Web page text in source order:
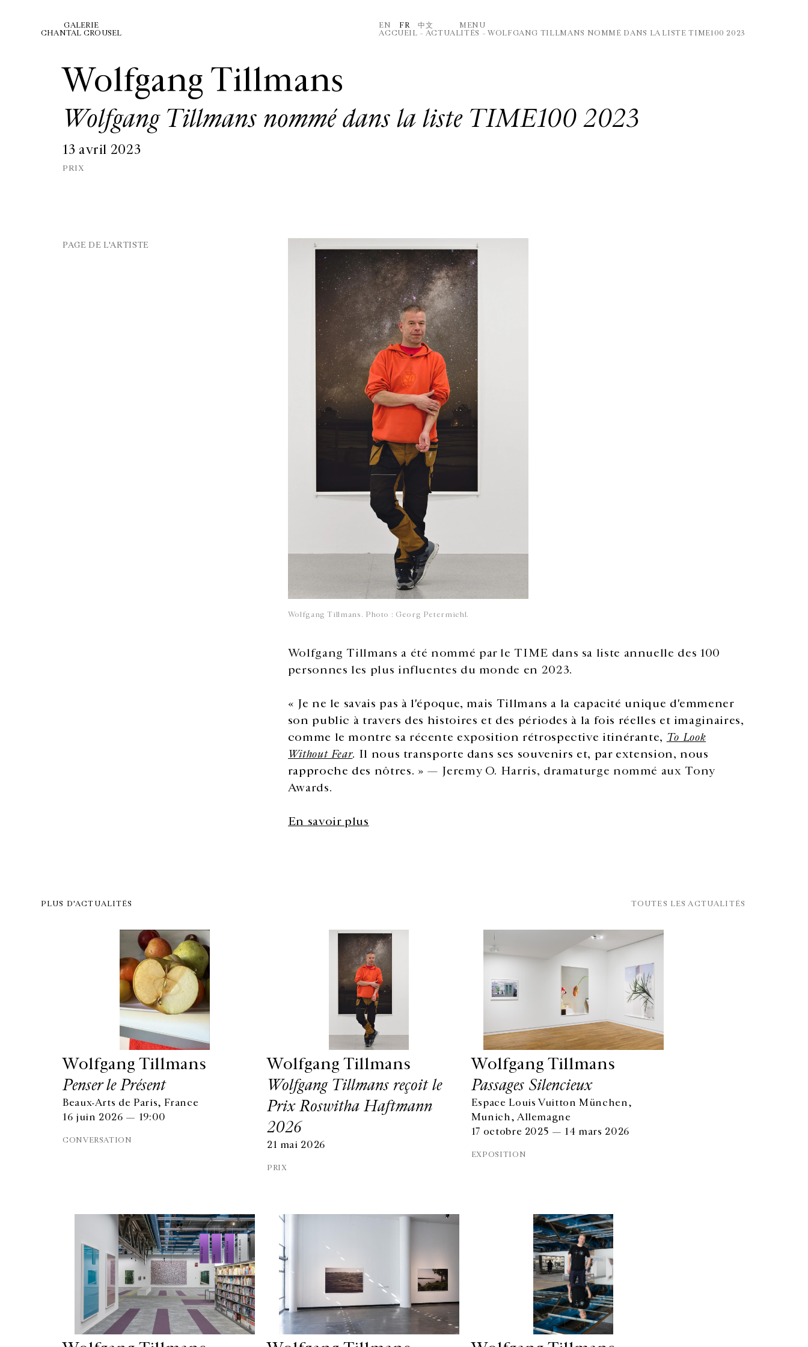
GALERIE
CHANTAL CROUSEL
EN FR 中文
MENU
ACCUEIL – ACTUALITÉS – WOLFGANG TILLMANS NOMMÉ DANS LA LISTE TIME100 2023
Wolfgang Tillmans
Wolfgang Tillmans nommé dans la liste TIME100 2023
13 avril 2023
PRIX
Wolfgang Tillmans. Photo : Georg Petermichl.
Wolfgang Tillmans a été nommé par le TIME dans sa liste annuelle des 100
personnes les plus influentes du monde en 2023.
« Je ne le savais pas à l'époque, mais Tillmans a la capacité unique d'emmener
son public à travers des histoires et des périodes à la fois réelles et imaginaires,
comme le montre sa récente exposition rétrospective itinérante, To Look
Without Fear. Il nous transporte dans ses souvenirs et, par extension, nous
rapproche des nôtres. » — Jeremy O. Harris, dramaturge nommé aux Tony
Awards.
En savoir plus
PAGE DE L'ARTISTE
PLUS D'ACTUALITÉS TOUTES LES ACTUALITÉS
Wolfgang Tillmans
Penser le Présent
Beaux-Arts de Paris, France
16 juin 2026 — 19:00
CONVERSATION
Wolfgang Tillmans
Wolfgang Tillmans reçoit le
Prix Roswitha Haftmann
2026
21 mai 2026
PRIX
Wolfgang Tillmans
Passages Silencieux
Espace Louis Vuitton München,
Munich, Allemagne
17 octobre 2025 — 14 mars 2026
EXPOSITION